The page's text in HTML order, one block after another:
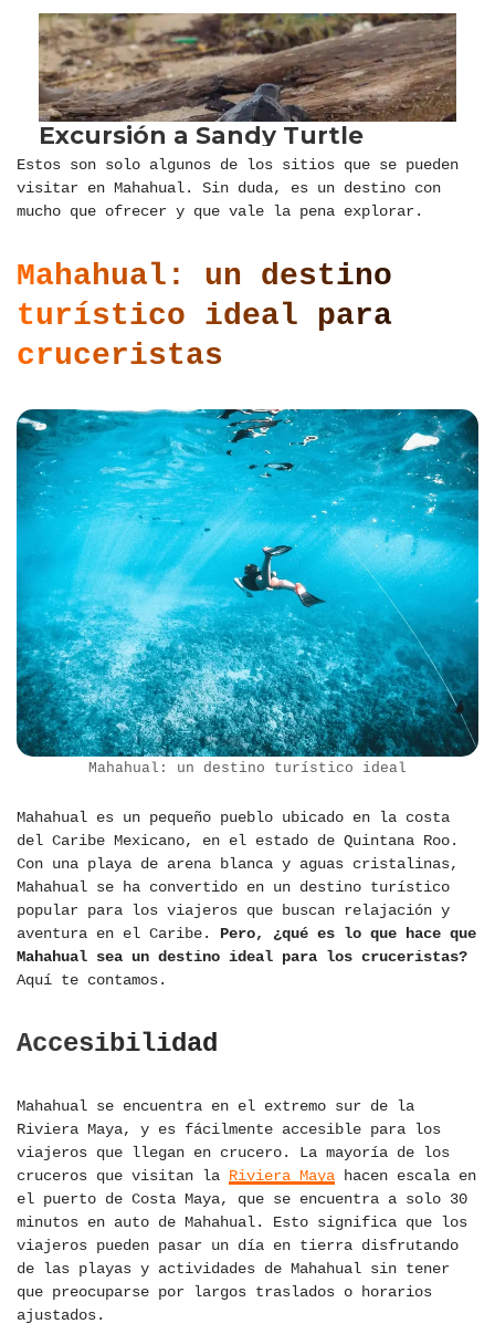
Estos son solo algunos de los sitios que se pueden
visitar en Mahahual. Sin duda, es un destino con
mucho que ofrecer y que vale la pena explorar.
Mahahual: un destino
turístico ideal para
cruceristas
Mahahual: un destino turístico ideal
Mahahual es un pequeño pueblo ubicado en la costa
del Caribe Mexicano, en el estado de Quintana Roo.
Con una playa de arena blanca y aguas cristalinas,
Mahahual se ha convertido en un destino turístico
popular para los viajeros que buscan relajación y
aventura en el Caribe. Pero, ¿qué es lo que hace que
Mahahual sea un destino ideal para los cruceristas?
Aquí te contamos.
Accesibilidad
Mahahual se encuentra en el extremo sur de la
Riviera Maya, y es fácilmente accesible para los
viajeros que llegan en crucero. La mayoría de los
cruceros que visitan la Riviera Maya hacen escala en
el puerto de Costa Maya, que se encuentra a solo 30
minutos en auto de Mahahual. Esto significa que los
viajeros pueden pasar un día en tierra disfrutando
de las playas y actividades de Mahahual sin tener
que preocuparse por largos traslados o horarios
ajustados.